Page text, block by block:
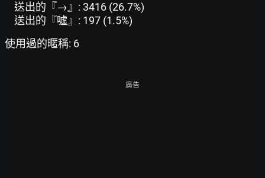
送出的『→』: 3416 (26.7%)
送出的『噓』: 197 (1.5%)
使用過的暱稱: 6
廣告